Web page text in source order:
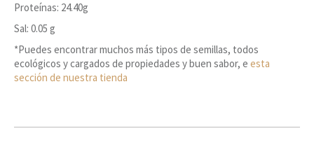
Proteínas: 24.40g
Sal: 0.05 g
*Puedes encontrar muchos más tipos de semillas, todos
ecológicos y cargados de propiedades y buen sabor, e esta
sección de nuestra tienda